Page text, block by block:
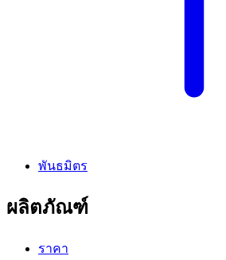
พันธมิตร
ผลิตภัณฑ์
ราคา